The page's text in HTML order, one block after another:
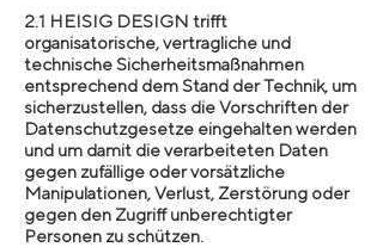
2.1 HEISIG DESIGN trifft
organisatorische, vertragliche und
technische Sicherheitsmaßnahmen
entsprechend dem Stand der Technik, um
sicherzustellen, dass die Vorschriften der
Datenschutzgesetze eingehalten werden
und um damit die verarbeiteten Daten
gegen zufällige oder vorsätzliche
Manipulationen, Verlust, Zerstörung oder
gegen den Zugriff unberechtigter
Personen zu schützen.